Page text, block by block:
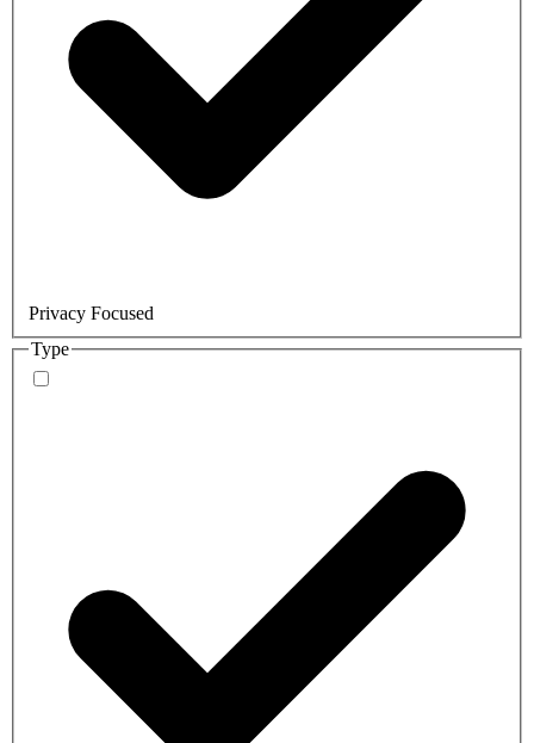
Privacy Focused
Type